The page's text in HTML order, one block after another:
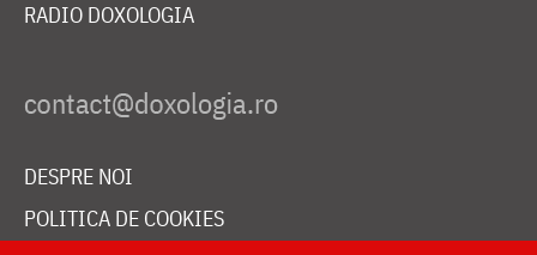
RADIO DOXOLOGIA
DESPRE NOI
POLITICA DE COOKIES